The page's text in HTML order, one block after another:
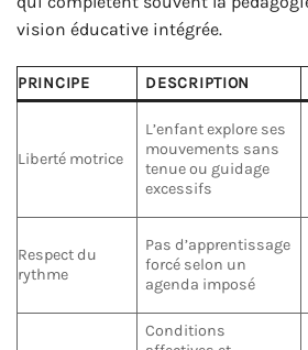
vision éducative intégrée.
PRINCIPE DESCRIPTION
Liberté motrice
L’enfant explore ses
mouvements sans
tenue ou guidage
excessifs
Respect du
rythme
Pas d’apprentissage
forcé selon un
agenda imposé
Conditions